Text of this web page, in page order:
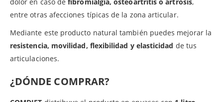
entre otras afecciones típicas de la zona articular.
Mediante este producto natural también puedes mejorar la
resistencia, movilidad, flexibilidad y elasticidad de tus
articulaciones.
¿DÓNDE COMPRAR?